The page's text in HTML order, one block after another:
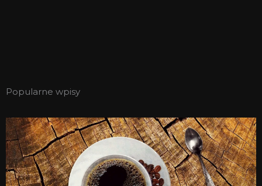
Popularne wpisy